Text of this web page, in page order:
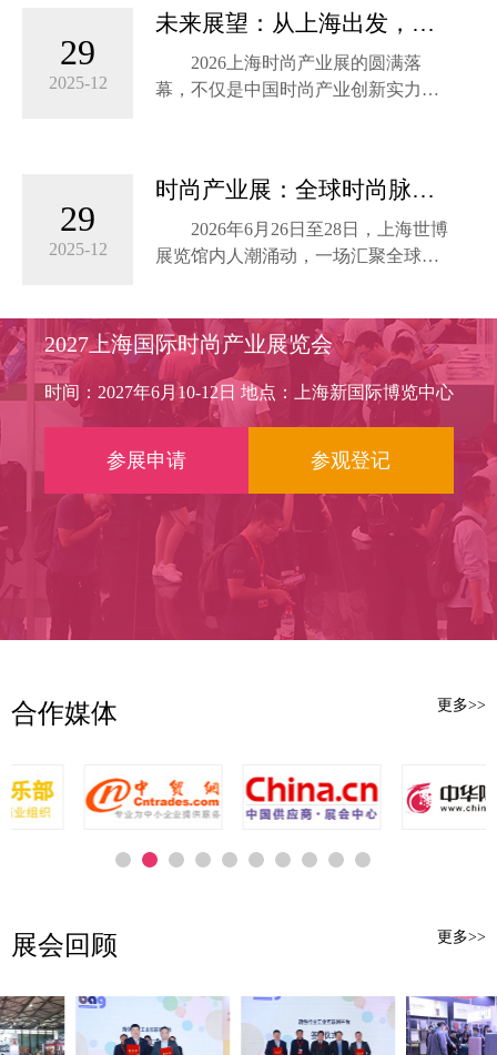
得益彰，宽敞明亮的展厅、先进的设
施设备，为参展商和观众提供了舒适
便捷的参展...
海新国际博览中心
Shanghai New International Ex...
29
2025-12
未来展望：从上海出发，定
义全球时尚新标准
2026上海时尚产业展的圆满落
幕，不仅是中国时尚产业创新实力的
据统计，本届展会达成意向采购
金额超15亿元，其中可持续产品占比
达38%，国际品牌订单占比提升至
正如上海市商务委员会副主任刘
敏所言：“上海时尚产业展正从单一贸
易平台升级为全球时尚资源的配置枢
费，推动中国时尚从‘规模领先’迈
29
2025-12
时尚产业展：全球时尚脉搏
的东方律动
2026年6月26日至28日，上海世博
展览馆内人潮涌动，一场汇聚全球时
贸领域的全品类、一站式采购平台，
本届展会以“创新·融合·可持续”为主
题，通过八大专业展区、前沿趋势论
坛、创意设计赛事及沉浸式体验活
力与全球影响力，为行业注入新动
能。
本届展会规模再创新高，展览面
积达2万平方米，划分为时尚服装、时
尚箱包、时尚鞋靴、时尚配饰、时尚
面辅料、时尚设计、时尚家品、时尚
2027上海国际时尚产业展览会
时间：2027年6月10-12日 地点：上海新国际博览中心
参展申请 参观登记
合作媒体 更多>>
展会回顾 更多>>